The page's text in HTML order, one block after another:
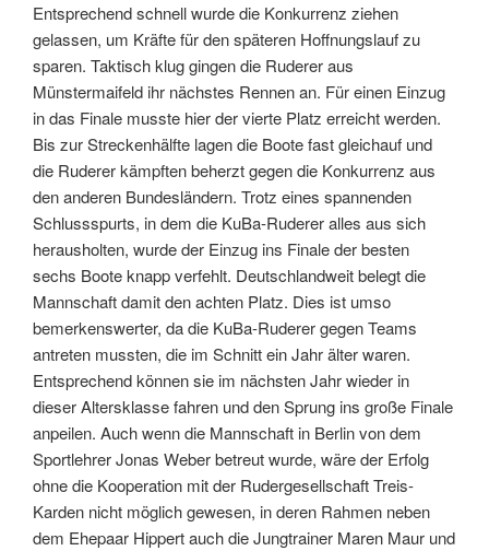
Entsprechend schnell wurde die Konkurrenz ziehen
gelassen, um Kräfte für den späteren Hoffnungslauf zu
sparen. Taktisch klug gingen die Ruderer aus
Münstermaifeld ihr nächstes Rennen an. Für einen Einzug
in das Finale musste hier der vierte Platz erreicht werden.
Bis zur Streckenhälfte lagen die Boote fast gleichauf und
die Ruderer kämpften beherzt gegen die Konkurrenz aus
den anderen Bundesländern. Trotz eines spannenden
Schlussspurts, in dem die KuBa-Ruderer alles aus sich
herausholten, wurde der Einzug ins Finale der besten
sechs Boote knapp verfehlt. Deutschlandweit belegt die
Mannschaft damit den achten Platz. Dies ist umso
bemerkenswerter, da die KuBa-Ruderer gegen Teams
antreten mussten, die im Schnitt ein Jahr älter waren.
Entsprechend können sie im nächsten Jahr wieder in
dieser Altersklasse fahren und den Sprung ins große Finale
anpeilen. Auch wenn die Mannschaft in Berlin von dem
Sportlehrer Jonas Weber betreut wurde, wäre der Erfolg
ohne die Kooperation mit der Rudergesellschaft Treis-
Karden nicht möglich gewesen, in deren Rahmen neben
dem Ehepaar Hippert auch die Jungtrainer Maren Maur und